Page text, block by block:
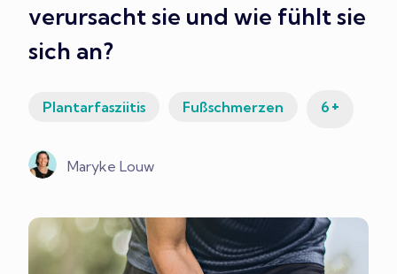
verursacht sie und wie fühlt sie
sich an?
Plantarfasziitis Fußschmerzen 6 +
Maryke Louw